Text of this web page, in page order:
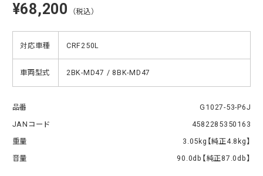
¥68,200 （税込）
対応車種 CRF250L
車両型式 2BK-MD47 / 8BK-MD47
品番
G1027-53-P6J
JANコード
4582285350163
重量
3.05kg【純正4.8kg】
音量
90.0db【純正87.0db】